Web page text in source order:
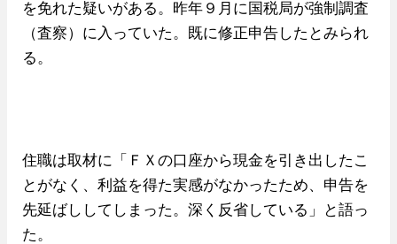
を免れた疑いがある。昨年９月に国税局が強制調査
（査察）に入っていた。既に修正申告したとみられ
る。
住職は取材に「ＦＸの口座から現金を引き出したこ
とがなく、利益を得た実感がなかったため、申告を
先延ばししてしまった。深く反省している」と語っ
た。